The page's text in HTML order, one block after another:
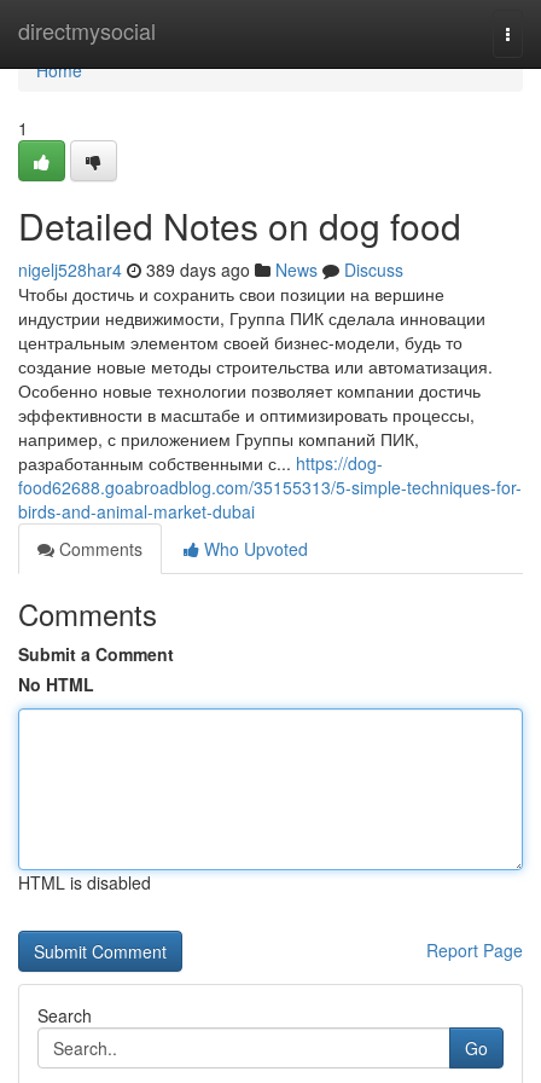
directmysocial
Home
Home
1
Detailed Notes on dog food
nigelj528har4 389 days ago News
Discuss
Чтобы достичь и сохранить свои позиции на вершине
индустрии недвижимости, Группа ПИК сделала инновации
центральным элементом своей бизнес-модели, будь то
создание новые методы строительства или автоматизация.
Особенно новые технологии позволяет компании достичь
эффективности в масштабе и оптимизировать процессы,
например, с приложением Группы компаний ПИК,
разработанным собственными с... https://dog-
food62688.goabroadblog.com/35155313/5-simple-techniques-for-
birds-and-animal-market-dubai
Comments
Who Upvoted
Comments
Submit a Comment
No HTML
HTML is disabled
Report Page
Search
Go